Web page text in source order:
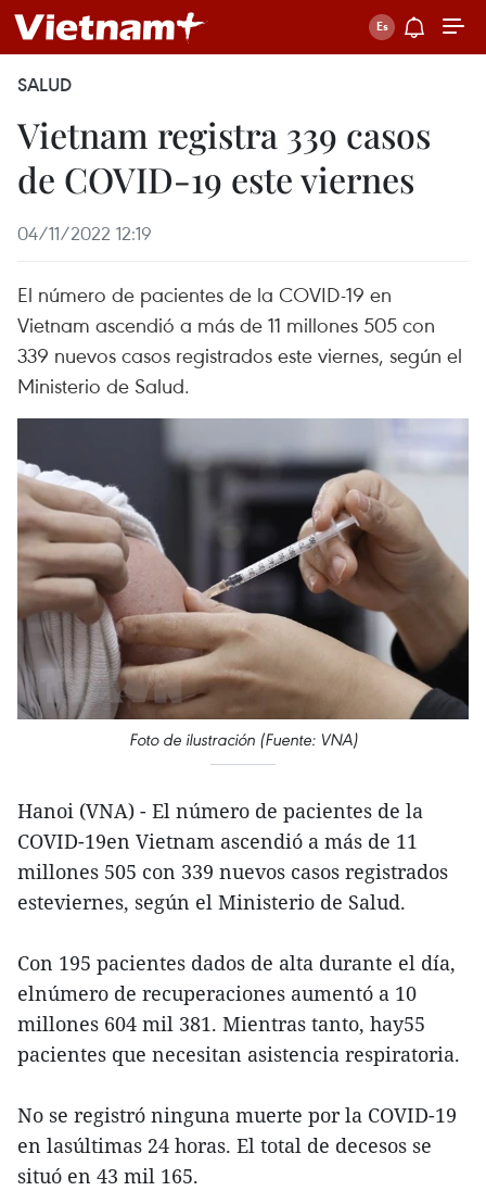
SALUD
Vietnam registra 339 casos
de COVID-19 este viernes
04/11/2022 12:19
El número de pacientes de la COVID-19 en
Vietnam ascendió a más de 11 millones 505 con
339 nuevos casos registrados este viernes, según el
Ministerio de Salud.
Foto de ilustración (Fuente: VNA)
Hanoi (VNA) - El número de pacientes de la
COVID-19en Vietnam ascendió a más de 11
millones 505 con 339 nuevos casos registrados
esteviernes, según el Ministerio de Salud.
Con 195 pacientes dados de alta durante el día,
elnúmero de recuperaciones aumentó a 10
millones 604 mil 381. Mientras tanto, hay55
pacientes que necesitan asistencia respiratoria.
No se registró ninguna muerte por la COVID-19
en lasúltimas 24 horas. El total de decesos se
situó en 43 mil 165.